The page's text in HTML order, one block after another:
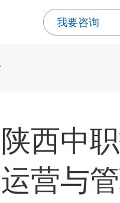
我要咨询
西中
营与